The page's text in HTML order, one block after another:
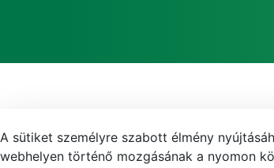
A sütiket személyre szabott élmény
webhelyen történő mozgásának a nyomon